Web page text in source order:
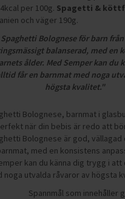
per 100g. Spagetti &
och väger 190g.
Bolognese för barn
balanserad, med en
ålder. Med Semper kan du
får en barnmat med noga
högsta kvalitet."
Bolognese, barnmat i
när din bebis är redo att
Bolognese är god,
med en konsistens
kan du känna dig trygg i att
noga utvalda råvaror av högsta
Spannmål som innehåller